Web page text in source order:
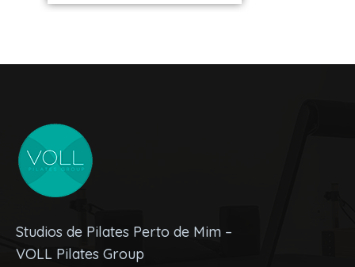
Studios de Pilates Perto de Mim –
VOLL Pilates Group